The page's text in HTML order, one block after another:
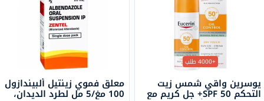
+4000 طلب
يوسرين واقي شمس زيت
التحكم SPF 50+ جل كريم مع
معلق فموي زينتيل ألبيندازول
100 مغ/5 مل لطرد الديدان،